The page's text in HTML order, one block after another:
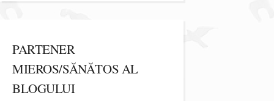
PARTENER
MIEROS/SĂNĂTOS AL
BLOGULUI